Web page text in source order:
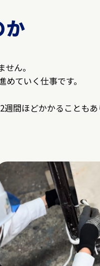
か
ん。
ていく仕事です。
間ほどかかることもあ